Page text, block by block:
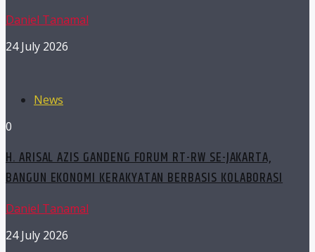
Daniel Tanamal
24 July 2026
News
0
H. ARISAL AZIS GANDENG FORUM RT-RW SE-JAKARTA,
BANGUN EKONOMI KERAKYATAN BERBASIS KOLABORASI
Daniel Tanamal
24 July 2026